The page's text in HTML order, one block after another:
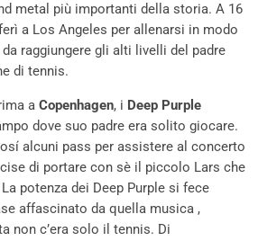
metal più importanti della storia. A 16
a Los Angeles per allenarsi in modo
raggiungere gli alti livelli del padre
di tennis.
a Copenhagen, i Deep Purple
dove suo padre era solito giocare.
alcuni pass per assistere al concerto
di portare con sè il piccolo Lars che
potenza dei Deep Purple si fece
affascinato da quella musica ,
non c’era solo il tennis. Di